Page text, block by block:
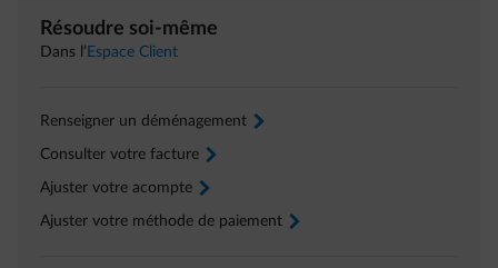
Résoudre soi-même
Dans l’ Espace Client
Renseigner un déménagement arrow-right
Consulter votre facture arrow-right
Ajuster votre acompte arrow-right
Ajuster votre méthode de paiement arrow-right